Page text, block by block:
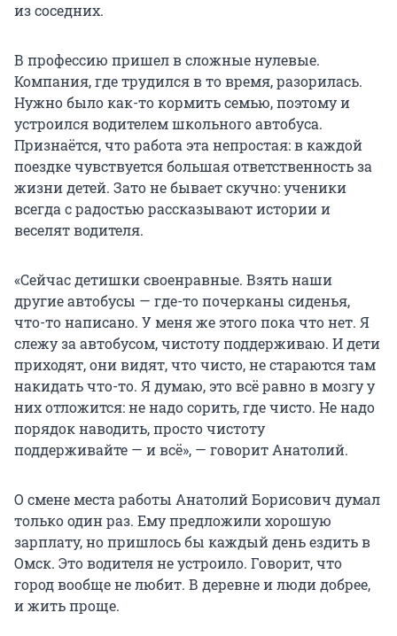
из соседних.
В профессию пришел в сложные нулевые.
Компания, где трудился в то время, разорилась.
Нужно было как-то кормить семью, поэтому и
устроился водителем школьного автобуса.
Признаётся, что работа эта непростая: в каждой
поездке чувствуется большая ответственность за
жизни детей. Зато не бывает скучно: ученики
всегда с радостью рассказывают истории и
веселят водителя.
«Сейчас детишки своенравные. Взять наши
другие автобусы — где-то почерканы сиденья,
что-то написано. У меня же этого пока что нет. Я
слежу за автобусом, чистоту поддерживаю. И дети
приходят, они видят, что чисто, не стараются там
накидать что-то. Я думаю, это всё равно в мозгу у
них отложится: не надо сорить, где чисто. Не надо
порядок наводить, просто чистоту
поддерживайте — и всё», — говорит Анатолий.
О смене места работы Анатолий Борисович думал
только один раз. Ему предложили хорошую
зарплату, но пришлось бы каждый день ездить в
Омск. Это водителя не устроило. Говорит, что
город вообще не любит. В деревне и люди добрее,
и жить проще.